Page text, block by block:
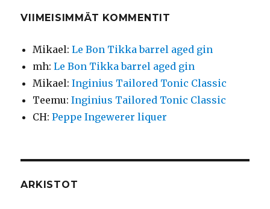
VIIMEISIMMÄT KOMMENTIT
Mikael:Le Bon Tikka barrel aged gin
mh:Le Bon Tikka barrel aged gin
Mikael:Inginius Tailored Tonic Classic
Teemu:Inginius Tailored Tonic Classic
CH:Peppe Ingewerer liquer
ARKISTOT